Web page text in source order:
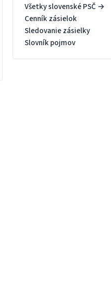
Všetky slovenské PSČ →
Cenník zásielok
Sledovanie zásielky
Slovník pojmov